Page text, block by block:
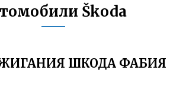
Škoda
ШКОДА ФАБИЯ